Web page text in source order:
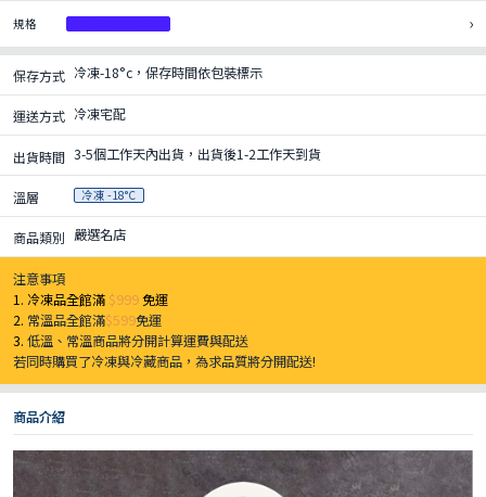
規格 ›
保存方式 冷凍-18°c，保存時間依包裝標示
運送方式 冷凍宅配
出貨時間 3-5個工作天內出貨，出貨後1-2工作天到貨
溫層 冷凍 -18°C
商品類別 嚴選名店
注意事項
1. 冷凍品全館滿 $999免運
2. 常溫品全館滿$599免運
3.低溫、常溫商品將分開計算運費與配送
若同時購買了冷凍與冷藏商品，為求品質將分開配送!
商品介紹